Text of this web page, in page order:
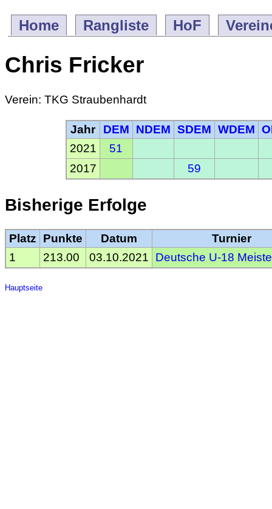
Home Rangliste HoF
Chris Fricker
Verein: TKG Straubenhardt
Jahr DEM NDEM SDEM WDEM
2021
51
2017
59
Bisherige Erfolge
Platz Punkte Datum
Turnier
1
213.00 03.10.2021 Deutsche U-18
Hauptseite